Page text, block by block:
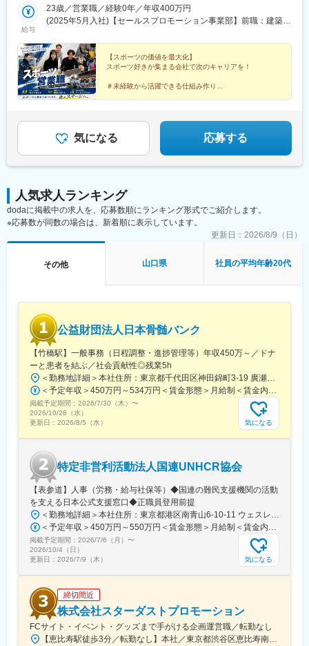
りませんので、ご安心ください！
給与
23歳／営業職／経験0年／年収400万円
(2025年5月入社)【セールスプロモーション事業部】前職：建築業
【スポーツの価値を最大化】
スポーツ好きが集まる会社で次のキャリアを！
＃未経験から活躍できる仕組み作り
＃"はじめの一歩"を後押しする環境
気になる 応募する
人気求人ランキング
dodaに掲載中の求人を、応募数順にランキング形式でご紹介します。
※応募数が同数の場合は、新着順に表示しています。
更新日： 2026/8/9（日）
その他 山口県 社員の平均年齢20代
公益財団法人日本骨髄バンク
【竹橋駅】一般事務（日程調整・進捗管理等）年収450万～／ドナ
ーと患者を結ぶ／社会貢献性◎残業5h
＜勤務地詳細＞本社住所：東京都千代田区神田錦町3-19 廣瀬第2ビル7F勤務地最寄駅：東京メトロ東西線／竹橋駅受動喫煙対策：屋内全面禁煙変更の範囲：会社の定める事業所
＜予定年収＞450万円～534万円＜賃金形態＞月給制＜賃金内訳＞月額（基本給）：225,600円～268,300円その他固定手当/月：45,120円～53,660円＜月給＞270,720円～321,960円＜昇給有無＞有＜残業手当＞有＜給与補足＞■賞与実績:年2回(2025年度実績4.6カ月分)■諸手当：通勤手当（会社規定に基づき支給）、残業手当（残業時間に応じて別途支給）賃金はあくまでも目安の金額であり、選考を通じて上下する可能性があります。月給(月額)は固定手当を含めた表記です。
掲載予定期間： 2026/7/30（木） 〜
2026/10/28（水）
更新日： 2026/8/5（水） 気になる
特定非営利活動法人国連UNHCR協会
【表参道】人事（労務・給与社保等）◆国連の難民支援機関の活動
を支える日本公式支援窓口◆正職員登用前提
＜勤務地詳細＞本社住所：東京都港区南青山6-10-11 ウェスレーセンター3F勤務地最寄駅：地下鉄各線／表参道駅受動喫煙対策：屋内全面禁煙変更の範囲：会社の定める事業所（リモートワーク含む）
＜予定年収＞450万円～550万円＜賃金形態＞月給制＜賃金内訳＞月額（基本給）：340,000円～420,000円＜月給＞340,000円～420,000円＜昇給有無＞有＜残業手当＞有＜給与補足＞※能力・経験によって決定します。■賞与あり（業績評価に応じて支給）賃金はあくまでも目安の金額であり、選考を通じて上下する可能性があります。月給(月額)は固定手当を含めた表記です。
掲載予定期間： 2026/7/6（月） 〜
2026/10/4（日）
更新日： 2026/7/9（木） 気になる
締切間近
株式会社スターダストプロモーション
FCサイト・イベント・グッズまで手がける企画運営職／転勤なし
【恵比寿駅徒歩3分／転勤なし】本社／東京都渋谷区恵比寿南1-15-1◎アクセス・東京メトロ日比谷線「恵比寿駅」より徒歩3分・JR「恵比寿駅」より徒歩5分・東急東横線「代官山駅」より徒歩10分※受動喫煙対策：敷地内禁煙